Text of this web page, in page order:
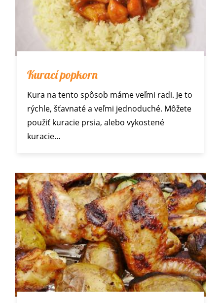
Kurací popkorn
Kura na tento spôsob máme veľmi radi. Je to
rýchle, šťavnaté a veľmi jednoduché. Môžete
použiť kuracie prsia, alebo vykostené
kuracie…